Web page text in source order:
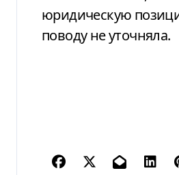
юридическую
поводу не уточняла.